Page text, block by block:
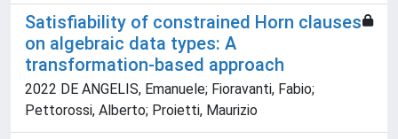
Satisfiability of constrained Horn clauses
on algebraic data types: A
transformation-based approach
2022 DE ANGELIS, Emanuele; Fioravanti, Fabio;
Pettorossi, Alberto; Proietti, Maurizio